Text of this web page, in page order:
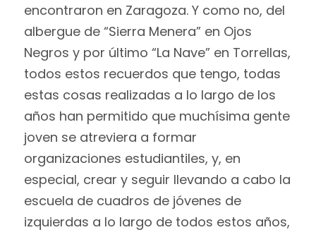
encontraron en Zaragoza. Y como no, del
albergue de “Sierra Menera” en Ojos
Negros y por último “La Nave” en Torrellas,
todos estos recuerdos que tengo, todas
estas cosas realizadas a lo largo de los
años han permitido que muchísima gente
joven se atreviera a formar
organizaciones estudiantiles, y, en
especial, crear y seguir llevando a cabo la
escuela de cuadros de jóvenes de
izquierdas a lo largo de todos estos años,